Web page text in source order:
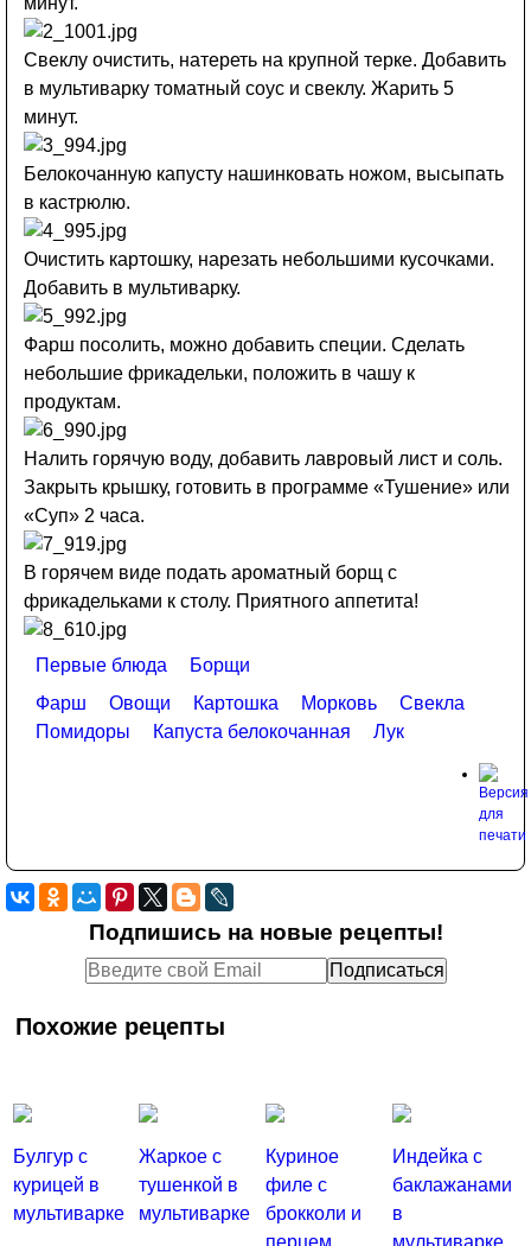
Свеклу очистить, натереть на крупной терке. Добавить
в мультиварку томатный соус и свеклу. Жарить 5
минут.
Белокочанную капусту нашинковать ножом, высыпать
в кастрюлю.
Очистить картошку, нарезать небольшими кусочками.
Добавить в мультиварку.
Фарш посолить, можно добавить специи. Сделать
небольшие фрикадельки, положить в чашу к
продуктам.
Налить горячую воду, добавить лавровый лист и соль.
Закрыть крышку, готовить в программе «Тушение» или
«Суп» 2 часа.
В горячем виде подать ароматный борщ с
фрикадельками к столу. Приятного аппетита!
Первые блюда
Борщи
Фарш
Овощи Картошка Морковь
Свекла
Помидоры
Капуста белокочанная Лук
Подпишись на новые рецепты!
Похожие рецепты
Булгур с
курицей в
мультиварке
Жаркое с
тушенкой в
мультиварке
Куриное
филе с
брокколи и
перцем
Индейка с
баклажанами
в
мультиварке